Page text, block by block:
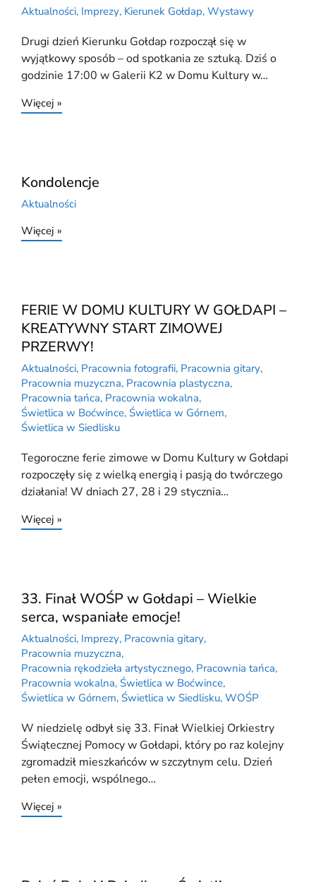
Aktualności, Imprezy, Kierunek Gołdap, Wystawy
Drugi dzień Kierunku Gołdap rozpoczął się w
wyjątkowy sposób – od spotkania ze sztuką. Dziś o
godzinie 17:00 w Galerii K2 w Domu Kultury w…
Więcej »
Kondolencje
Aktualności
Więcej »
FERIE W DOMU KULTURY W GOŁDAPI –
KREATYWNY START ZIMOWEJ
PRZERWY!
Aktualności, Pracownia fotografii, Pracownia gitary,
Pracownia muzyczna, Pracownia plastyczna,
Pracownia tańca, Pracownia wokalna,
Świetlica w Boćwince, Świetlica w Górnem,
Świetlica w Siedlisku
Tegoroczne ferie zimowe w Domu Kultury w Gołdapi
rozpoczęły się z wielką energią i pasją do twórczego
działania! W dniach 27, 28 i 29 stycznia…
Więcej »
33. Finał WOŚP w Gołdapi – Wielkie
serca, wspaniałe emocje!
Aktualności, Imprezy, Pracownia gitary,
Pracownia muzyczna,
Pracownia rękodzieła artystycznego, Pracownia tańca,
Pracownia wokalna, Świetlica w Boćwince,
Świetlica w Górnem, Świetlica w Siedlisku, WOŚP
W niedzielę odbył się 33. Finał Wielkiej Orkiestry
Świątecznej Pomocy w Gołdapi, który po raz kolejny
zgromadził mieszkańców w szczytnym celu. Dzień
pełen emocji, wspólnego…
Więcej »